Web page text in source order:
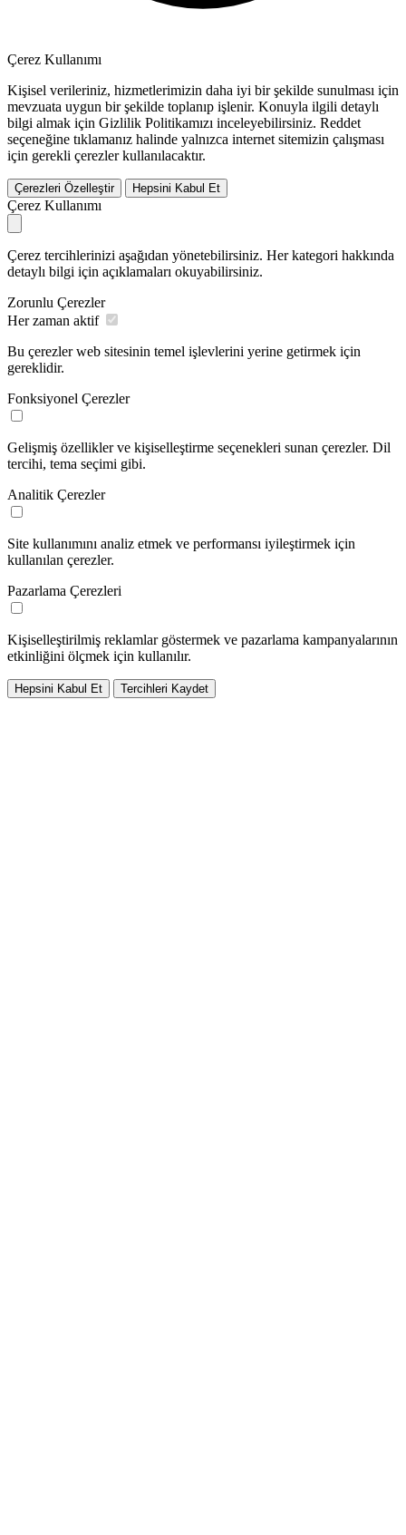
Çerez Kullanımı
Kişisel verileriniz, hizmetlerimizin daha iyi bir şekilde sunulması için
mevzuata uygun bir şekilde toplanıp işlenir. Konuyla ilgili detaylı
bilgi almak için Gizlilik Politikamızı inceleyebilirsiniz. Reddet
seçeneğine tıklamanız halinde yalnızca internet sitemizin çalışması
için gerekli çerezler kullanılacaktır.
Çerezleri Özelleştir Hepsini Kabul Et
Çerez Kullanımı
Çerez tercihlerinizi aşağıdan yönetebilirsiniz. Her kategori hakkında
detaylı bilgi için açıklamaları okuyabilirsiniz.
Zorunlu Çerezler
Her zaman aktif
Bu çerezler web sitesinin temel işlevlerini yerine getirmek için
gereklidir.
Fonksiyonel Çerezler
Gelişmiş özellikler ve kişiselleştirme seçenekleri sunan çerezler. Dil
tercihi, tema seçimi gibi.
Analitik Çerezler
Site kullanımını analiz etmek ve performansı iyileştirmek için
kullanılan çerezler.
Pazarlama Çerezleri
Kişiselleştirilmiş reklamlar göstermek ve pazarlama kampanyalarının
etkinliğini ölçmek için kullanılır.
Hepsini Kabul Et Tercihleri Kaydet